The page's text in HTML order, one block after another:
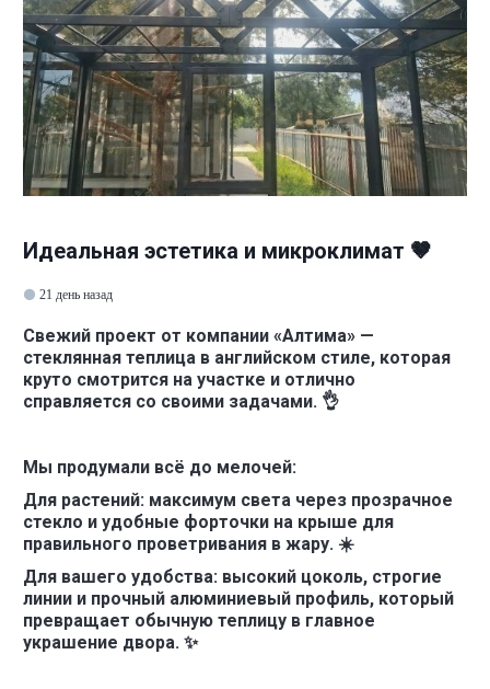
Идеальная эстетика и микроклимат 🤎
21 день назад
Свежий проект от компании «Алтима» —
стеклянная теплица в английском стиле, которая
круто смотрится на участке и отлично
справляется со своими задачами. 👌
Мы продумали всё до мелочей:
Для растений: максимум света через прозрачное
стекло и удобные форточки на крыше для
правильного проветривания в жару. ☀️
Для вашего удобства: высокий цоколь, строгие
линии и прочный алюминиевый профиль, который
превращает обычную теплицу в главное
украшение двора. ✨